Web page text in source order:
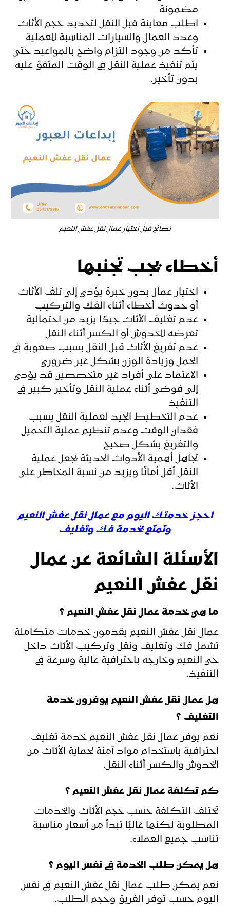
مضمونة
اطلب معاينة قبل النقل لتحديد حجم الأثاث
وعدد العمال والسيارات المناسبة للعملية
تأكد من وجود التزام واضح بالمواعيد حتى
يتم تنفيذ عملية النقل في الوقت المتفق عليه
بدون تأخير.
نصائح قبل اختيار عمال نقل عفش النعيم
أخطاء يجب تجنبها
اختيار عمال بدون خبرة يؤدي إلى تلف الأثاث
أو حدوث أخطاء أثناء الفك والتركيب
عدم تغليف الأثاث جيدًا يزيد من احتمالية
تعرضه للخدوش أو الكسر أثناء النقل
عدم تفريغ الأثاث قبل النقل يسبب صعوبة في
الحمل وزيادة الوزن بشكل غير ضروري
الاعتماد على أفراد غير متخصصين قد يؤدي
إلى فوضى أثناء عملية النقل وتأخير كبير في
التنفيذ
عدم التخطيط الجيد لعملية النقل يسبب
فقدان الوقت وعدم تنظيم عملية التحميل
والتفريغ بشكل صحيح
تجاهل أهمية الأدوات الحديثة يجعل عملية
النقل أقل أمانًا ويزيد من نسبة المخاطر على
الأثاث.
احجز خدمتك اليوم مع عمال نقل عفش النعيم
وتمتع بخدمة فك وتغليف
الأسئلة الشائعة عن عمال
نقل عفش النعيم
ما هي خدمة عمال نقل عفش النعيم ؟
عمال نقل عفش النعيم يقدمون خدمات متكاملة
تشمل فك وتغليف ونقل وتركيب الأثاث داخل
حي النعيم وخارجه باحترافية عالية وسرعة في
التنفيذ.
هل عمال نقل عفش النعيم يوفرون خدمة
التغليف ؟
نعم يوفر عمال نقل عفش النعيم خدمة تغليف
احترافية باستخدام مواد آمنة لحماية الأثاث من
الخدوش والكسر أثناء النقل.
كم تكلفة عمال نقل عفش النعيم ؟
تختلف التكلفة حسب حجم الأثاث والخدمات
المطلوبة لكنها غالبًا تبدأ من أسعار مناسبة
تناسب جميع العملاء.
هل يمكن طلب الخدمة في نفس اليوم ؟
نعم يمكن طلب عمال نقل عفش النعيم في نفس
اليوم حسب توفر الفريق وحجم الطلب.